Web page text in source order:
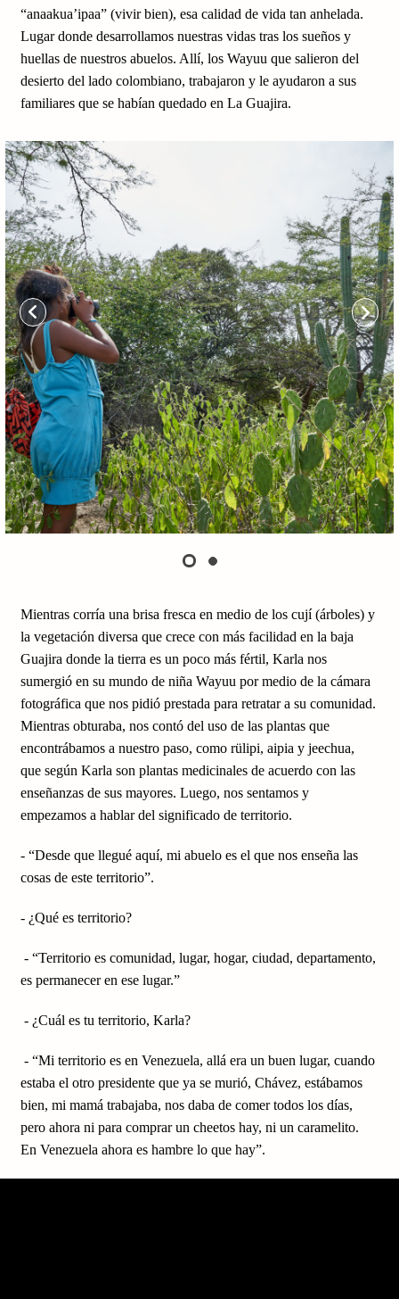
“anaakua’ipaa” (vivir bien), esa calidad de vida tan anhelada.
Lugar donde desarrollamos nuestras vidas tras los sueños y
huellas de nuestros abuelos. Allí, los Wayuu que salieron del
desierto del lado colombiano, trabajaron y le ayudaron a sus
familiares que se habían quedado en La Guajira.
Mientras corría una brisa fresca en medio de los cují (árboles) y
la vegetación diversa que crece con más facilidad en la baja
Guajira donde la tierra es un poco más fértil, Karla nos
sumergió en su mundo de niña Wayuu por medio de la cámara
fotográfica que nos pidió prestada para retratar a su comunidad.
Mientras obturaba, nos contó del uso de las plantas que
encontrábamos a nuestro paso, como rülipi, aipia y jeechua,
que según Karla son plantas medicinales de acuerdo con las
enseñanzas de sus mayores. Luego, nos sentamos y
empezamos a hablar del significado de territorio.
- “Desde que llegué aquí, mi abuelo es el que nos enseña las
cosas de este territorio”.
- ¿Qué es territorio?
- “Territorio es comunidad, lugar, hogar, ciudad, departamento,
es permanecer en ese lugar.”
- ¿Cuál es tu territorio, Karla?
- “Mi territorio es en Venezuela, allá era un buen lugar, cuando
estaba el otro presidente que ya se murió, Chávez, estábamos
bien, mi mamá trabajaba, nos daba de comer todos los días,
pero ahora ni para comprar un cheetos hay, ni un caramelito.
En Venezuela ahora es hambre lo que hay”.